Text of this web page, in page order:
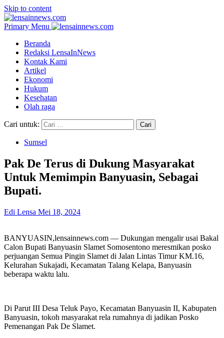
Skip to content
Primary Menu
Beranda
Redaksi LensaInNews
Kontak Kami
Artikel
Ekonomi
Hukum
Kesehatan
Olah raga
Cari untuk:
Sumsel
Pak De Terus di Dukung Masyarakat
Untuk Memimpin Banyuasin, Sebagai
Bupati.
Edi Lensa Mei 18, 2024
BANYUASIN,lensainnews.com — Dukungan mengalir usai Bakal
Calon Bupati Banyuasin Slamet Somosentono meresmikan posko
perjuangan Semua Pingin Slamet di Jalan Lintas Timur KM.16,
Kelurahan Sukajadi, Kecamatan Talang Kelapa, Banyuasin
beberapa waktu lalu.
Di Parut III Desa Teluk Payo, Kecamatan Banyuasin II, Kabupaten
Banyuasin, tokoh masyarakat rela rumahnya di jadikan Posko
Pemenangan Pak De Slamet.